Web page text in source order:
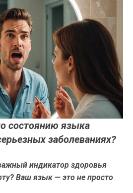
состоянию языка
заболеваниях?
индикатор здоровья
Ваш язык — это не просто